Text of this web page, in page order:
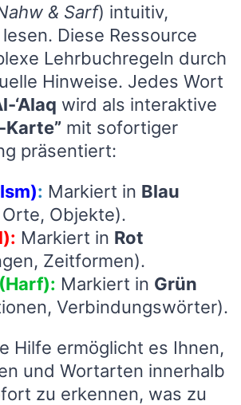
& Sarf) intuitiv,
Diese Ressource
Lehrbuchregeln durch
Hinweise. Jedes Wort
‘Alaq wird als interaktive
Karte” mit sofortiger
präsentiert:
: Markiert in Blau
Objekte).
Markiert in Rot
Zeitformen).
Markiert in Grün
Verbindungswörter).
Hilfe ermöglicht es Ihnen,
und Wortarten innerhalb
zu erkennen, was zu